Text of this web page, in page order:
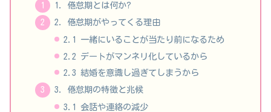
1. 倦怠期とは何か?
2. 倦怠期がやってくる理由
2.1 一緒にいることが当たり前になるため
2.2 デートがマンネリ化しているから
2.3 結婚を意識し過ぎてしまうから
3. 倦怠期の特徴と兆候
3.1 会話や連絡の減少